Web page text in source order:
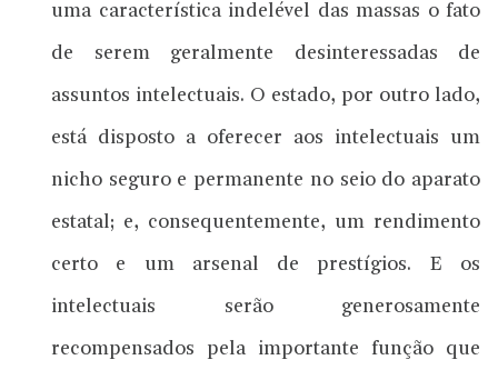
uma característica indelével das massas o fato
de serem geralmente desinteressadas de
assuntos intelectuais. O estado, por outro lado,
está disposto a oferecer aos intelectuais um
nicho seguro e permanente no seio do aparato
estatal; e, consequentemente, um rendimento
certo e um arsenal de prestígios. E os
intelectuais serão generosamente
recompensados pela importante função que